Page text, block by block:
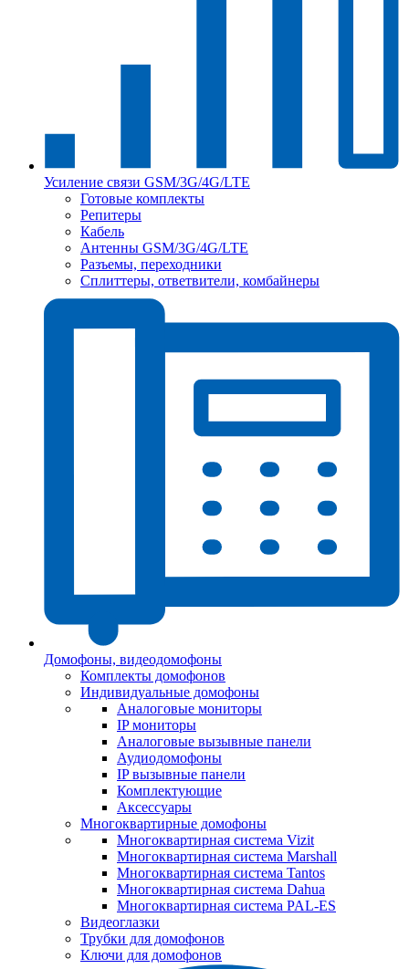
Усиление связи GSM/3G/4G/LTE
Готовые комплекты
Репитеры
Кабель
Антенны GSM/3G/4G/LTE
Разъемы, переходники
Сплиттеры, ответвители, комбайнеры
Домофоны, видеодомофоны
Комплекты домофонов
Индивидуальные домофоны
Аналоговые мониторы
IP мониторы
Аналоговые вызывные панели
Аудиодомофоны
IP вызывные панели
Комплектующие
Аксессуары
Многоквартирные домофоны
Многоквартирная система Vizit
Многоквартирная система Marshall
Многоквартирная система Tantos
Многоквартирная система Dahua
Многоквартирная система PAL-ES
Видеоглазки
Трубки для домофонов
Ключи для домофонов